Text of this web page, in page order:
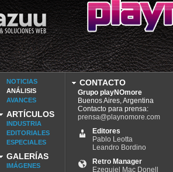
NOTICIAS
ANÁLISIS
AVANCES
ARTÍCULOS
INDUSTRIA
EDITORIALES
ESPECIALES
GALERÍAS
IMÁGENES
CONTACTO
Grupo playNOmore
Buenos Aires, Argentina
Contacto para prensa:
prensa@playnomore.com
Editores
Pablo Leotta
Leandro Bordino
Retro Manager
Ezequiel Mac Donell